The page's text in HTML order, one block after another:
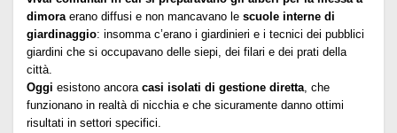
dimoraerano diffusi e non mancavano le scuole interne di
giardinaggio: insomma c’erano i giardinieri e i tecnici dei pubblici
giardini che si occupavano delle siepi, dei filari e dei prati della
città.
Oggi esistono ancora casi isolati di gestione diretta, che
funzionano in realtà di nicchia e che sicuramente danno ottimi
risultati in settori specifici.